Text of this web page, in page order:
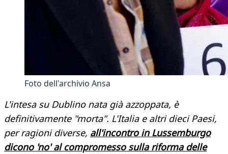
Foto dell'archivio Ansa
L'intesa su Dublino nata già azzoppata, è
definitivamente "morta". L'Italia e altri dieci Paesi,
per ragioni diverse, all'incontro in Lussemburgo
dicono 'no' al compromesso sulla riforma delle